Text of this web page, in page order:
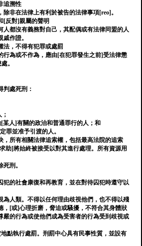
追溯性
除非在法律上有利於被告的法律事項[reo]。
[反對]親屬的聲明
人都沒有義務對自己，其配偶或有法律同盟的人
作證。
法，不得有犯罪或處罰
行為或不作為，應由[在犯罪發生之前]受法律懲
。
判處死刑：
某人]有關的政治和普通罪行的人；和
罪並准予引渡的人。
，所有相關法律追索權，包括最高法院的追索
助]將始終被接受以對其進行處理。所有資源用
刑。
犯的社會康復和再教育，並在對待囚犯時遵守以
為人類。不得以任何理由歧視他們，也不得以殘
，[或]心理折磨，脅迫或騷擾，不符合其身體狀
嚴的行為或使他們成為受害者的行為受到歧視或
點執行處罰。刑罰中心具有民事性質，並設有